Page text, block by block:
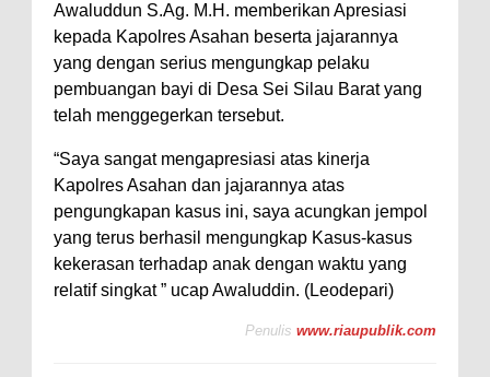
Awaluddun S.Ag. M.H. memberikan Apresiasi
kepada Kapolres Asahan beserta jajarannya
yang dengan serius mengungkap pelaku
pembuangan bayi di Desa Sei Silau Barat yang
telah menggegerkan tersebut.
“Saya sangat mengapresiasi atas kinerja
Kapolres Asahan dan jajarannya atas
pengungkapan kasus ini, saya acungkan jempol
yang terus berhasil mengungkap Kasus-kasus
kekerasan terhadap anak dengan waktu yang
relatif singkat ” ucap Awaluddin. (Leodepari)
Penulis www.riaupublik.com